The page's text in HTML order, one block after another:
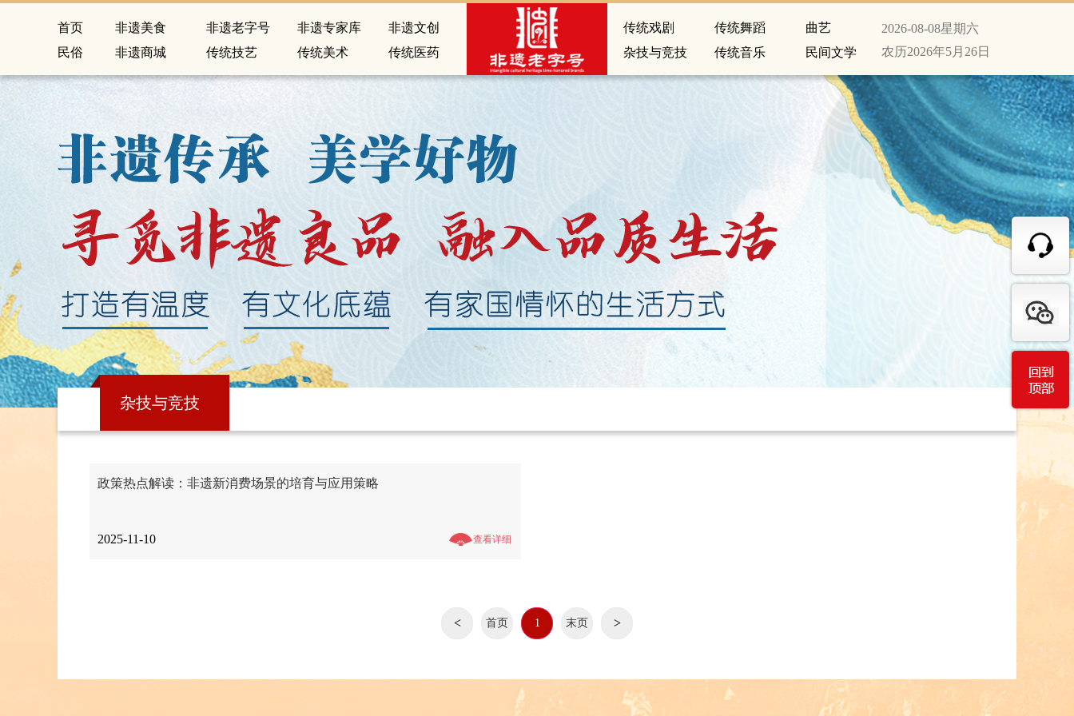
首页 非遗美食 非遗老字号 非遗专家库
非遗文创
民俗
非遗商城 传统技艺 传统美术 传统医药
传统戏剧 传统舞蹈
曲艺
杂技与竞技
传统音乐 民间文学
2026-08-08星期六
农历2026年5月26日
杂技与竞技
政策热点解读：非遗新消费场景的培育与应用策略
2025-11-10 查看详细
< 首页 1 末页 >